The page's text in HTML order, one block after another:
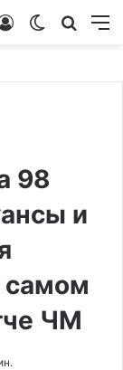
Поиск
Switch
Войти
98
и
самом
ЧМ